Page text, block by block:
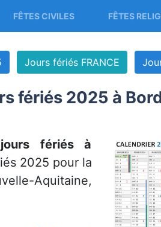
FÊTES CIVILES FÊTES
Jours fériés FRANCE
fériés 2025 à
fériés à
2025 pour la
Aquitaine,